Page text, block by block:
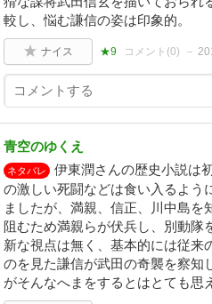
較し、悩む謙信の姿は印象的。
ナイス ★9 コメント(0)
青空のゆくえ
ネタバレ
伊東潤さんの歴史小説は
の激しい死闘などは食い入るよう
ましたが、満親、信正、川中島
阻むため満親らが伏兵し、別動隊
新な視点は無く、基本的には従来
のを見た謙信が武田の奇襲を察知
がそんなへまをするとはとても思